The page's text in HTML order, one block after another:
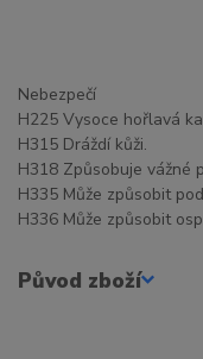
Nebezpečí
H225 Vysoce hořlavá
H315 Dráždí kůži.
H318 Způsobuje vážné
H335 Může způsobit
H336 Může způsobit
Původ zboží